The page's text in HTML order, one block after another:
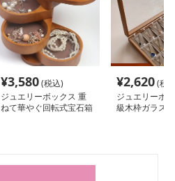
¥3,580(税込)
ジュエリーボックス 重
ねて華やぐ回転式宝石箱
¥2,620(税
ジュエリーボ
級木枠ガラス